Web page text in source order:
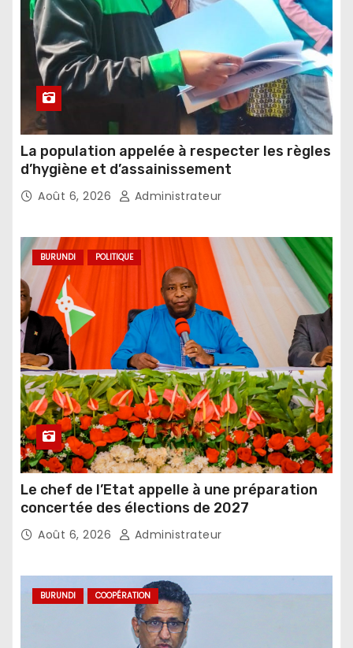
La population appelée à respecter les règles
d’hygiène et d’assainissement
Août 6, 2026 Administrateur
BURUNDI POLITIQUE
Le chef de l’Etat appelle à une préparation
concertée des élections de 2027
Août 6, 2026 Administrateur
BURUNDI COOPÉRATION